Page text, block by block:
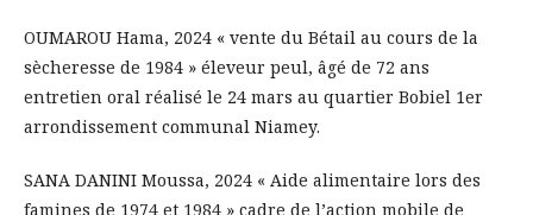
OUMAROU Hama, 2024 « vente du Bétail au cours de la
sècheresse de 1984 » éleveur peul, âgé de 72 ans
entretien oral réalisé le 24 mars au quartier Bobiel 1er
arrondissement communal Niamey.
SANA DANINI Moussa, 2024 « Aide alimentaire lors des
famines de 1974 et 1984 » cadre de l’action mobile de